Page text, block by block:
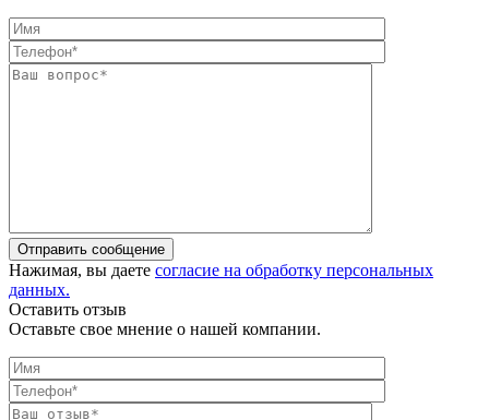
Отправить сообщение
Нажимая, вы даете согласие на обработку персональных
данных.
Оставить отзыв
Оставьте свое мнение о нашей компании.